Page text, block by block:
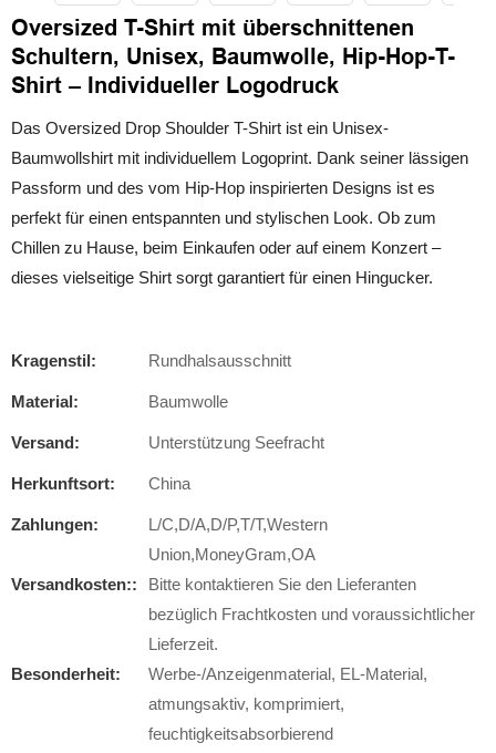
Oversized T-Shirt mit überschnittenen
Schultern, Unisex, Baumwolle, Hip-Hop-T-
Shirt – Individueller Logodruck
Das Oversized Drop Shoulder T-Shirt ist ein Unisex-
Baumwollshirt mit individuellem Logoprint. Dank seiner lässigen
Passform und des vom Hip-Hop inspirierten Designs ist es
perfekt für einen entspannten und stylischen Look. Ob zum
Chillen zu Hause, beim Einkaufen oder auf einem Konzert –
dieses vielseitige Shirt sorgt garantiert für einen Hingucker.
Kragenstil: Rundhalsausschnitt
Material: Baumwolle
Versand: Unterstützung Seefracht
Herkunftsort: China
Zahlungen:
L/C,D/A,D/P,T/T,Western
Union,MoneyGram,OA
Versandkosten::
Bitte kontaktieren Sie den Lieferanten
bezüglich Frachtkosten und voraussichtlicher
Lieferzeit.
Besonderheit:
Werbe-/Anzeigenmaterial, EL-Material,
atmungsaktiv, komprimiert,
feuchtigkeitsabsorbierend